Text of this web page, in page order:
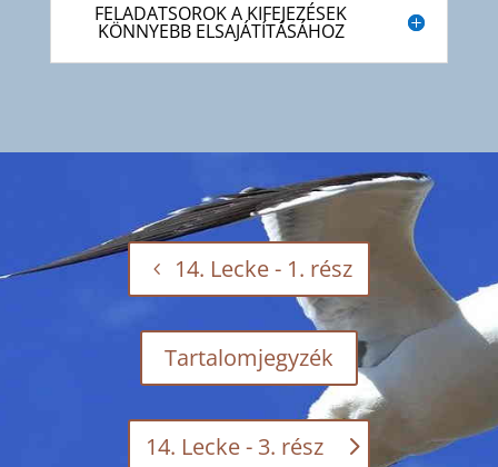
FELADATSOROK A KIFEJEZÉSEK
KÖNNYEBB ELSAJÁTÍTÁSÁHOZ
14. Lecke - 1. rész
Tartalomjegyzék
14. Lecke - 3. rész